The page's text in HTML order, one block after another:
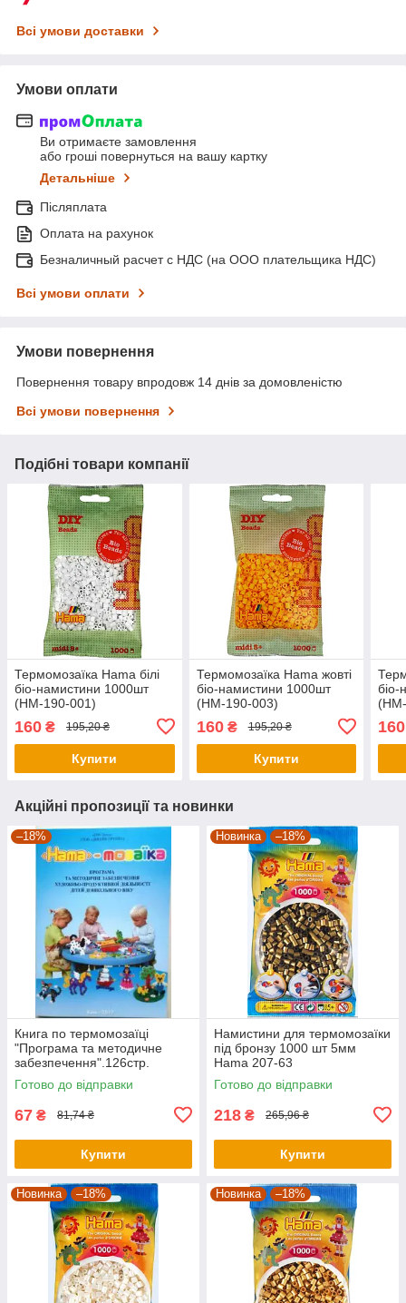
Всі умови доставки
Умови оплати
Ви отримаєте замовлення
або гроші повернуться на вашу картку
Детальніше
Післяплата
Оплата на рахунок
Безналичный расчет с НДС (на ООО плательщика НДС)
Всі умови оплати
Умови повернення
Повернення товару впродовж 14 днів за домовленістю
Всі умови повернення
Подібні товари компанії
Термомозаїка Hama білі
біо-намистини 1000шт
(HM-190-001)
160 ₴ 195,20 ₴
Купити
Термомозаїка Hama жовті
біо-намистини 1000шт
(HM-190-003)
160₴ 195,20 ₴
Купити
160
Акційні пропозиції та новинки
–18%
Книга по термомозаїці
"Програма та методичне
забезпечення".126стр.
Готово до відправки
67 ₴ 81,74 ₴
Купити
Новинка –18%
Намистини для термомозаїки
під бронзу 1000 шт 5мм
Hama 207-63
Готово до відправки
218 ₴ 265,96 ₴
Купити
Новинка –18% Новинка –18%